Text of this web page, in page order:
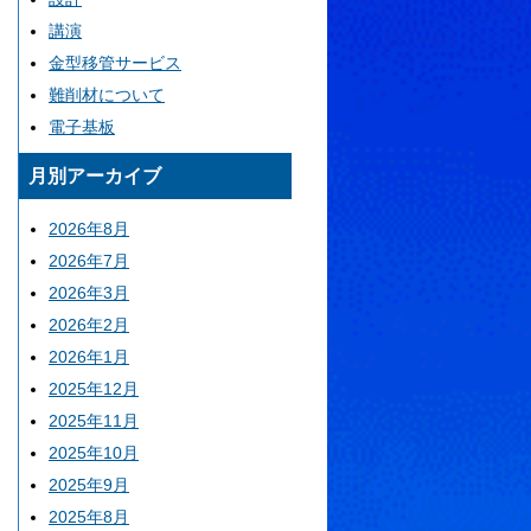
講演
金型移管サービス
難削材について
電子基板
月別アーカイブ
2026年8月
2026年7月
2026年3月
2026年2月
2026年1月
2025年12月
2025年11月
2025年10月
2025年9月
2025年8月